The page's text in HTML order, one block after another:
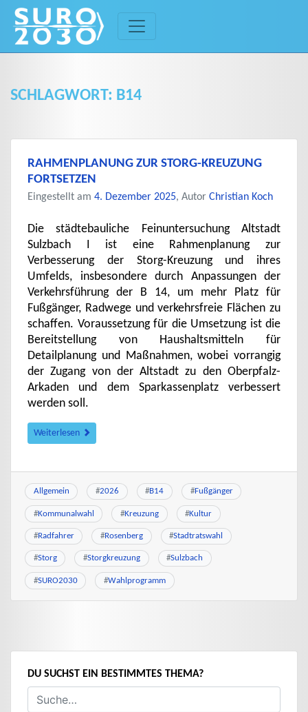
content
SCHLAGWORT: B14
RAHMENPLANUNG ZUR STORG-KREUZUNG
FORTSETZEN
Eingestellt am 4. Dezember 2025, Autor Christian Koch
Die städtebauliche Feinuntersuchung Altstadt
Sulzbach I ist eine Rahmenplanung zur
Verbesserung der Storg-Kreuzung und ihres
Umfelds, insbesondere durch Anpassungen der
Verkehrsführung der B 14, um mehr Platz für
Fußgänger, Radwege und verkehrsfreie Flächen zu
schaffen. Voraussetzung für die Umsetzung ist die
Bereitstellung von Haushaltsmitteln für
Detailplanung und Maßnahmen, wobei vorrangig
der Zugang von der Altstadt zu den Oberpfalz-
Arkaden und dem Sparkassenplatz verbessert
werden soll.
Weiterlesen
Allgemein #2026 #B14 #Fußgänger
#Kommunalwahl #Kreuzung #Kultur
#Radfahrer #Rosenberg #Stadtratswahl
#Storg #Storgkreuzung #Sulzbach
#SURO2030 #Wahlprogramm
DU SUCHST EIN BESTIMMTES THEMA?